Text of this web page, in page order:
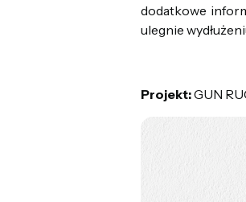
dodatkowe
ulegnie
Projekt:GUN